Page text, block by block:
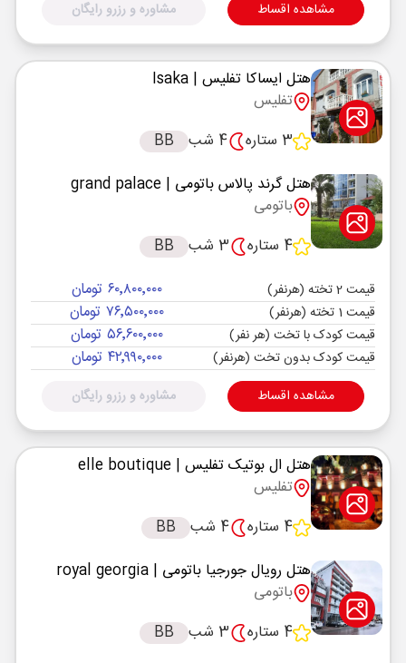
مشاهده اقساط مشاوره و رزرو رایگان
هتل ایساکا تفلیس | Isaka
تفلیس
3 ستاره
4 شب
BB
هتل گرند پالاس باتومی | grand palace
باتومی
4 ستاره
3 شب BB
قیمت 2 تخته (هرنفر) ۶۰٬۸۰۰٬۰۰۰ تومان
قیمت 1 تخته (هرنفر) ۷۶٬۵۰۰٬۰۰۰ تومان
قیمت کودک با تخت (هر نفر) ۵۶٬۶۰۰٬۰۰۰ تومان
قیمت کودک بدون تخت (هرنفر) ۴۲٬۹۹۰٬۰۰۰ تومان
مشاهده اقساط مشاوره و رزرو رایگان
هتل ال بوتیک تفلیس | elle boutique
تفلیس
4 ستاره
4 شب
BB
هتل رویال جورجیا باتومی | royal georgia
باتومی
4 ستاره
3 شب BB